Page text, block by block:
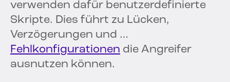
verwenden dafür benutzerdefinierte
Skripte. Dies führt zu Lücken,
Verzögerungen und …
Fehlkonfigurationen die Angreifer
ausnutzen können.